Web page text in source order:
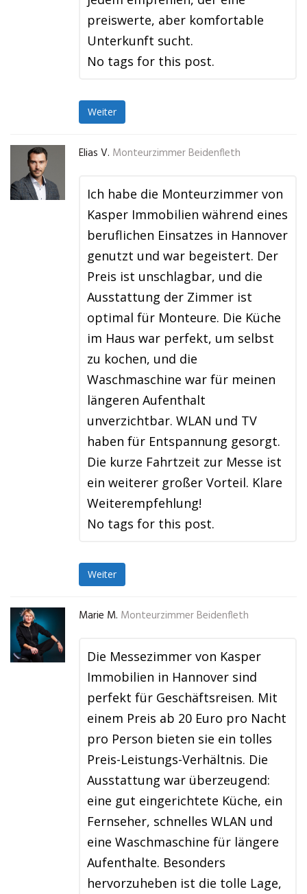
preiswerte, aber komfortable
Unterkunft sucht.
No tags for this post.
Weiter
Elias V. Monteurzimmer Beidenfleth
Ich habe die Monteurzimmer von
Kasper Immobilien während eines
beruflichen Einsatzes in Hannover
genutzt und war begeistert. Der
Preis ist unschlagbar, und die
Ausstattung der Zimmer ist
optimal für Monteure. Die Küche
im Haus war perfekt, um selbst
zu kochen, und die
Waschmaschine war für meinen
längeren Aufenthalt
unverzichtbar. WLAN und TV
haben für Entspannung gesorgt.
Die kurze Fahrtzeit zur Messe ist
ein weiterer großer Vorteil. Klare
Weiterempfehlung!
No tags for this post.
Weiter
Marie M. Monteurzimmer Beidenfleth
Die Messezimmer von Kasper
Immobilien in Hannover sind
perfekt für Geschäftsreisen. Mit
einem Preis ab 20 Euro pro Nacht
pro Person bieten sie ein tolles
Preis-Leistungs-Verhältnis. Die
Ausstattung war überzeugend:
eine gut eingerichtete Küche, ein
Fernseher, schnelles WLAN und
eine Waschmaschine für längere
Aufenthalte. Besonders
hervorzuheben ist die tolle Lage,